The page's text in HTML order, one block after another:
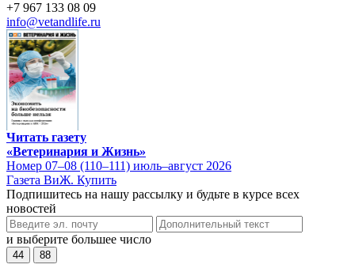
+7 967 133 08 09
info@vetandlife.ru
Читать газету
«Ветеринария и Жизнь»
Номер 07–08 (110–111) июль–август 2026
Газета ВиЖ. Купить
Подпишитесь на нашу рассылку и будьте в курсе всех
новостей
и выберите большее число
44 88